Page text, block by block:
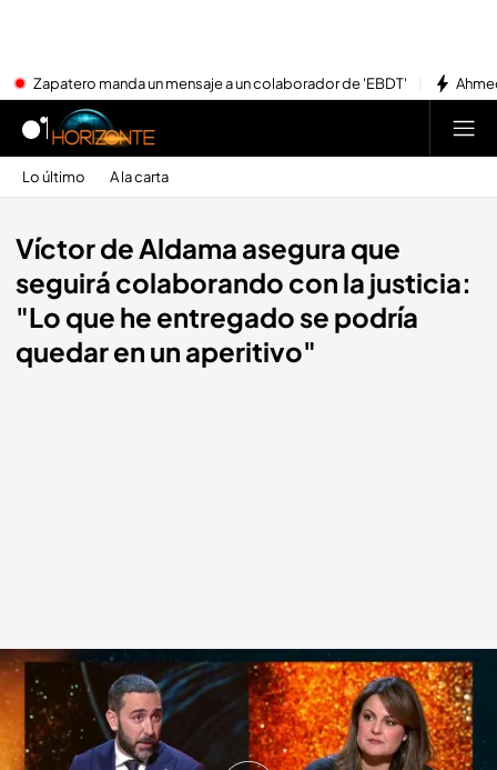
Zapatero manda un mensaje a un colaborador de 'EBDT'
Lo último A la carta
Víctor de Aldama asegura que
seguirá colaborando con la justicia:
"Lo que he entregado se podría
quedar en un aperitivo"
Víctor de Aldama afirma que seguirá colaborando con la justicia.cuatro.es
Miguel Salazar
Madrid, 22 JUN 2026 - 23:35h.